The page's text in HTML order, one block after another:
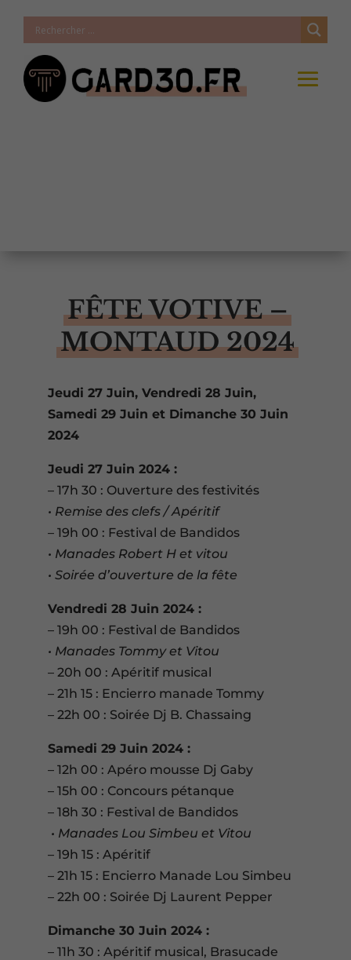
FÊTE VOTIVE –
MONTAUD 2024
Jeudi 27 Juin, Vendredi 28 Juin,
Samedi 29 Juin et Dimanche 30 Juin
2024
Jeudi 27 Juin 2024 :
– 17h 30 : Ouverture des festivités
• Remise des clefs / Apéritif
– 19h 00 : Festival de Bandidos
• Manades Robert H et vitou
• Soirée d’ouverture de la fête
Vendredi 28 Juin 2024 :
– 19h 00 : Festival de Bandidos
• Manades Tommy et Vitou
– 20h 00 : Apéritif musical
– 21h 15 : Encierro manade Tommy
– 22h 00 : Soirée Dj B. Chassaing
Samedi 29 Juin 2024 :
– 12h 00 : Apéro mousse Dj Gaby
– 15h 00 : Concours pétanque
– 18h 30 : Festival de Bandidos
• Manades Lou Simbeu et Vitou
– 19h 15 : Apéritif
– 21h 15 : Encierro Manade Lou Simbeu
– 22h 00 : Soirée Dj Laurent Pepper
Dimanche 30 Juin 2024 :
– 11h 30 : Apéritif musical, Brasucade